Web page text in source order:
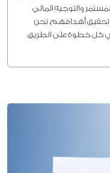
والتوجيه المالي
وتحقيق أهدافهم. نحن
كل خطوة على الطريق